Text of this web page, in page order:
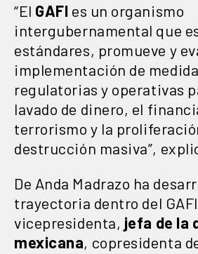
“El GAFI es un organismo
intergubernamental que
estándares, promueve y
implementación de
regulatorias y operativas
lavado de dinero, el
terrorismo y la
destrucción masiva”,
De Anda Madrazo ha
trayectoria dentro del
vicepresidenta, jefa de la
mexicana, copresidenta